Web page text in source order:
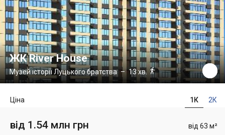
ЖК River House
Музей історії Луцького братства– 13 хв.
1К 2К
Ціна
від 63 м²
від 1.54 млн грн